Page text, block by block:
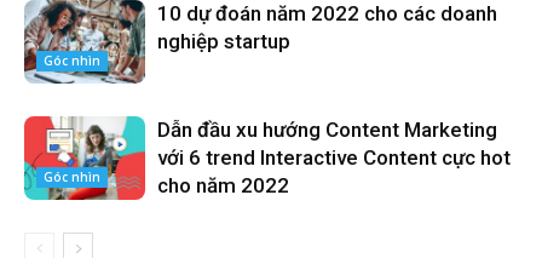
Góc nhìn
10 dự đoán năm 2022 cho các doanh
nghiệp startup
Góc nhìn
Dẫn đầu xu hướng Content Marketing
với 6 trend Interactive Content cực hot
cho năm 2022